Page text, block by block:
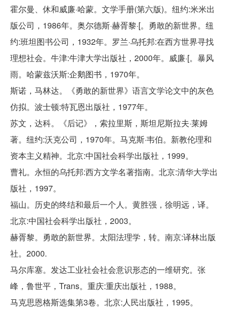
霍尔曼、休和威廉·哈蒙。文学手册(第六版)。纽约:米米出
版公司，1986年。奥尔德斯·赫胥黎·[。勇敢的新世界。纽
约:班坦图书公司，1932年。罗兰·乌托邦:在西方世界寻找
理想社会。牛津:牛津大学出版社，2000年。威廉·[。暴风
雨。哈蒙兹沃斯:企鹅图书，1970年。
斯诺，马林达。《勇敢的新世界》语言文学论文中的灰色
仿拟。波士顿:特瓦恩出版社，1977年。
苏文，达科。《后记》，索拉里斯，斯坦尼斯拉夫·莱姆
著。纽约:沃克公司，1970年。马克斯·韦伯。新教伦理和
资本主义精神。北京:中国社会科学出版社，1999。
曹礼。永恒的乌托邦:西方文学名著指南。北京:清华大学出
版社，1997。
福山。历史的终结和最后一个人。黄胜强，徐明远，译。
北京:中国社会科学出版社，2003。
赫胥黎。勇敢的新世界。太阳法理学，转。南京:译林出版
社。2000.
马尔库塞。发达工业社会社会意识形态的一维研究。张
峰，鲁世平，Trans。重庆:重庆出版社，1988。
马克思恩格斯选集第3卷。北京:人民出版社，1995。